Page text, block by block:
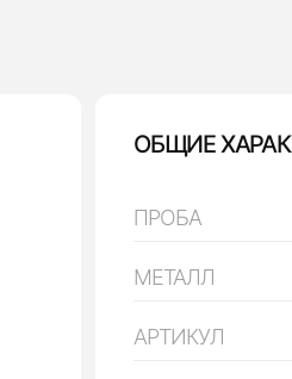
ОБЩИЕ
ПРОБА
МЕТАЛЛ
АРТИКУЛ